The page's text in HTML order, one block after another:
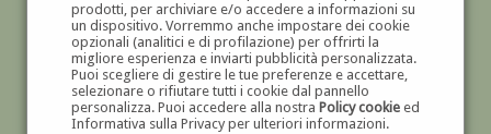
prodotti, per archiviare e/o accedere a informazioni su
un dispositivo. Vorremmo anche impostare dei cookie
opzionali (analitici e di profilazione) per offrirti la
migliore esperienza e inviarti pubblicità personalizzata.
Puoi scegliere di gestire le tue preferenze e accettare,
selezionare o rifiutare tutti i cookie dal pannello
personalizza. Puoi accedere alla nostra Policy cookieed
Informativa sulla Privacy per ulteriori informazioni.
DIPINTI E SCULTURE '800 E '900